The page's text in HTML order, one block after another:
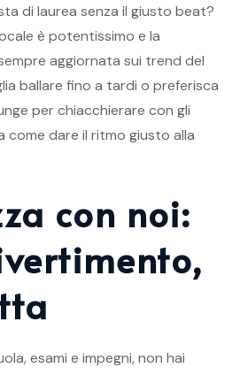
di laurea senza il giusto beat?
è potentissimo e la
aggiornata sui trend del
ballare fino a tardi o preferisca
per chiacchierare con gli
come dare il ritmo giusto alla
con noi:
esami e impegni, non hai